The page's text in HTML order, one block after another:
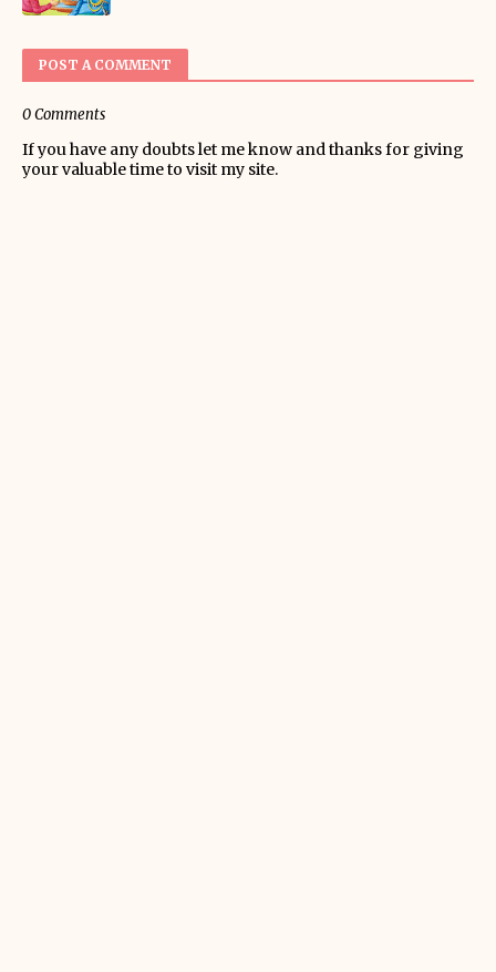
POST A COMMENT
0 Comments
If you have any doubts let me know and thanks for giving
your valuable time to visit my site.